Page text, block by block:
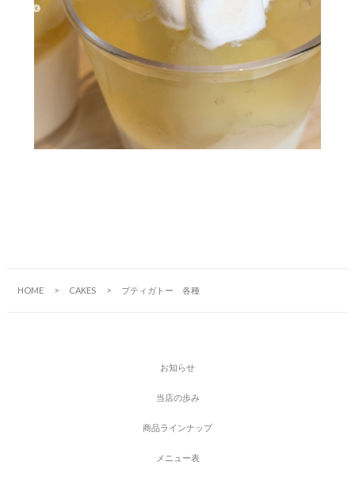
HOME CAKES プティガトー 各種
お知 らせ
当 店の歩み
商品ラ イ ンナ ッ プ
メ ニ ュ ー表